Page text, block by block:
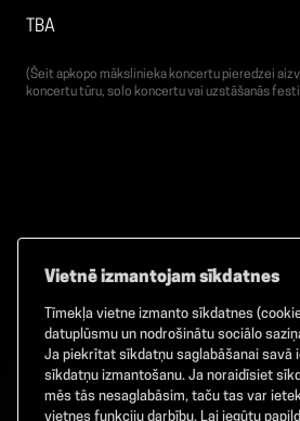
TBA
(Šeit apkopo mākslinieka koncertu pieredzei
koncertu tūru, solo koncertu vai uzstāšanās
Facebook TikTok
Vietnē izmantojam sīkdatnes
Tīmekļa vietne izmanto sīkdatnes
datuplūsmu un nodrošinātu sociālo
Ja piekrītat sīkdatņu saglabāšanai savā
sīkdatņu izmantošanu. Ja noraidīsiet
mēs tās nesaglabāsim, taču tas var
vietnes funkciju darbību. Lai iegūtu